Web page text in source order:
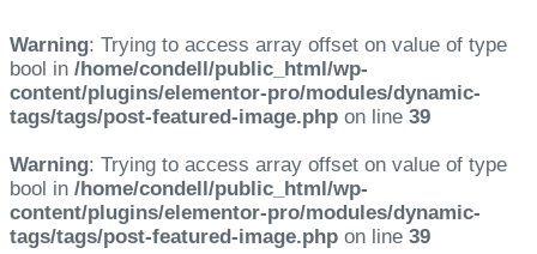
Warning: Trying to access array offset on value of type
bool in /home/condell/public_html/wp-
content/plugins/elementor-pro/modules/dynamic-
tags/tags/post-featured-image.php on line 39
Warning: Trying to access array offset on value of type
bool in /home/condell/public_html/wp-
content/plugins/elementor-pro/modules/dynamic-
tags/tags/post-featured-image.php on line 39